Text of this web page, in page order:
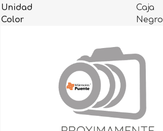
Unidad
Caja
Color
Negro